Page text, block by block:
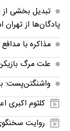
پادگان‌ها از
مذاکره با
علت مرگ
واشنگتن‌پست:
کلثوم اکبری
روایت